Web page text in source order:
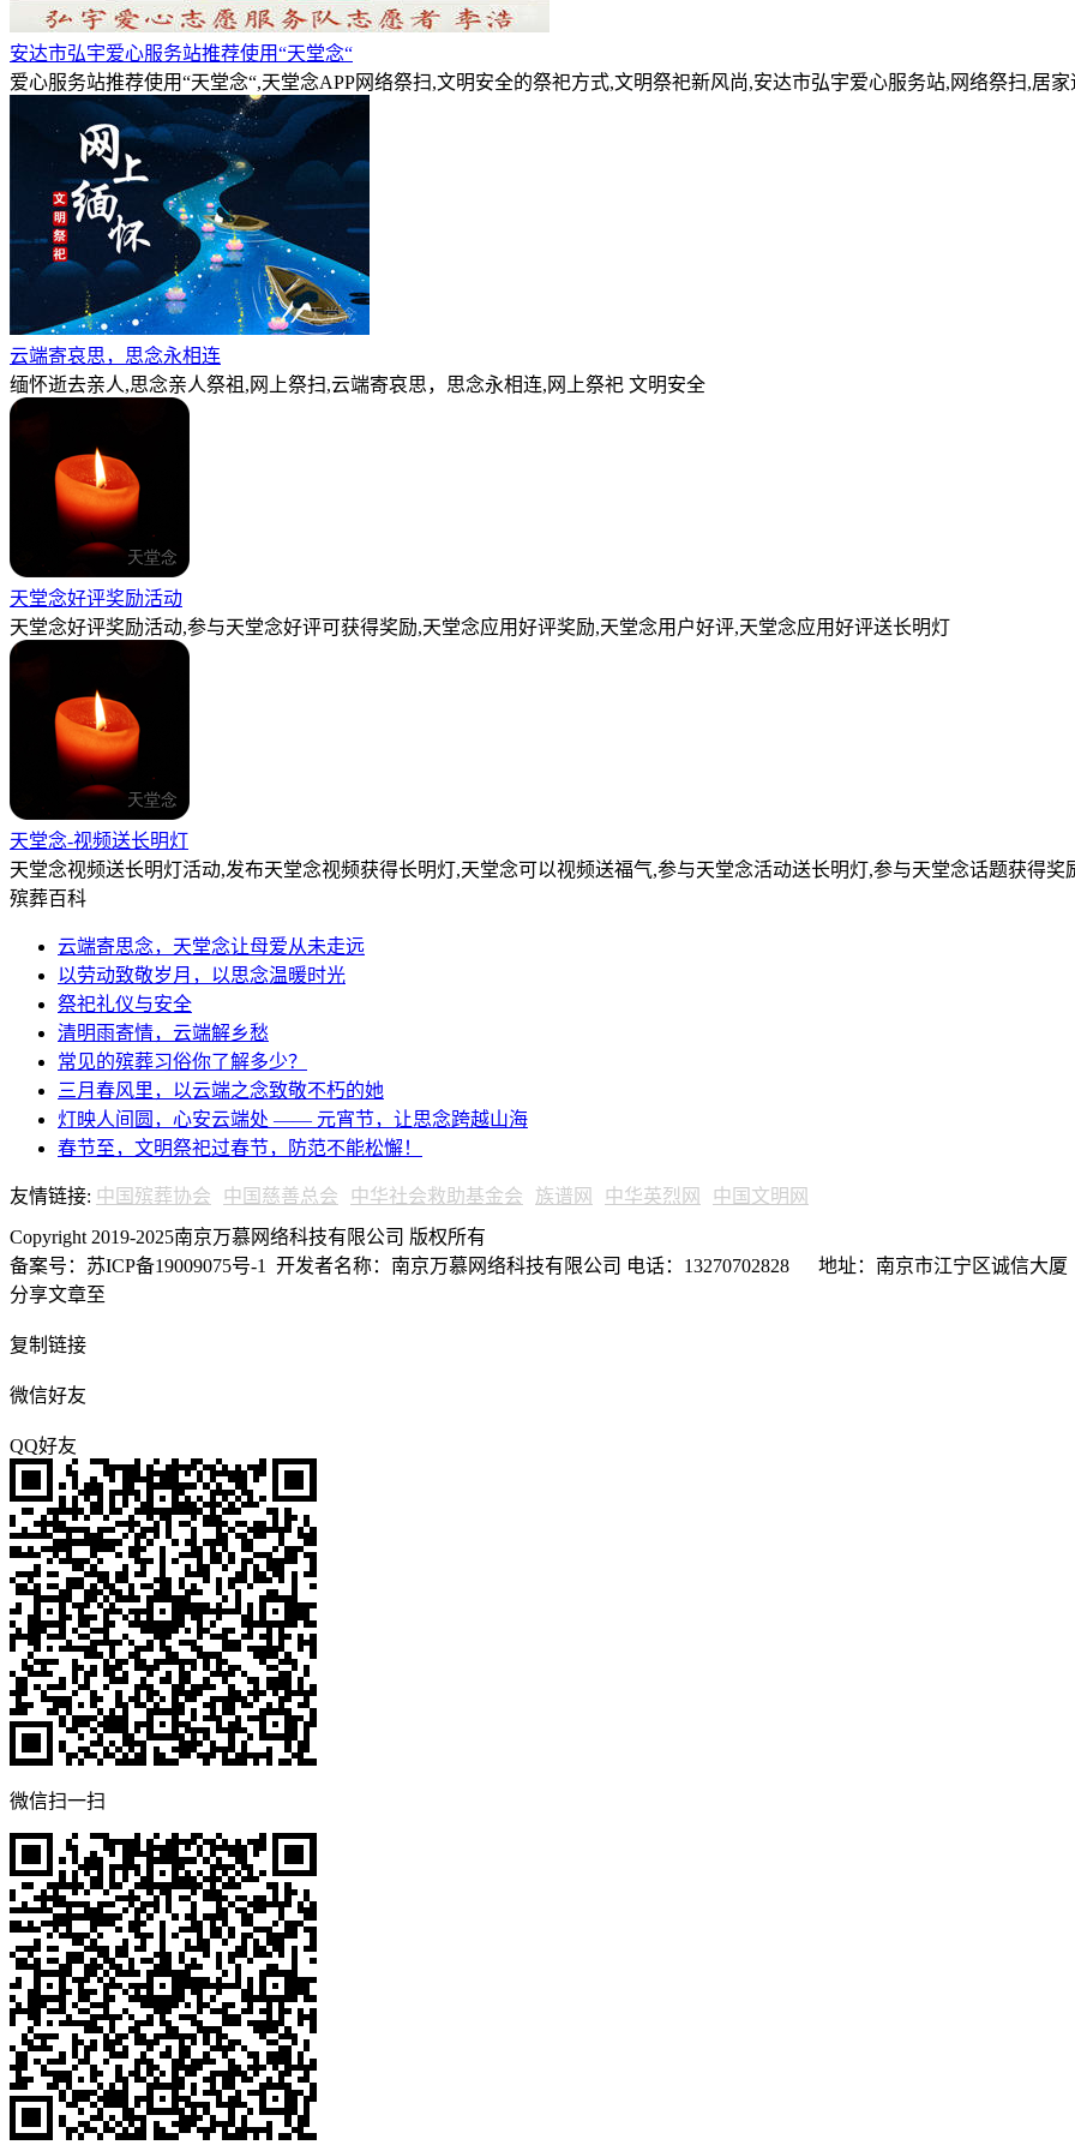
安达市弘宇爱心服务站推荐使用“天堂念“
爱心服务站推荐使用“天堂念“,天堂念APP网络祭扫,文明安全的祭祀方式,文明祭祀新风尚,安达市弘宇爱心服务站,网络祭扫,居
云端寄哀思，思念永相连
缅怀逝去亲人,思念亲人祭祖,网上祭扫,云端寄哀思，思念永相连,网上祭祀 文明安全
天堂念好评奖励活动
天堂念好评奖励活动,参与天堂念好评可获得奖励,天堂念应用好评奖励,天堂念用户好评,天堂念应用好评送长明灯
天堂念-视频送长明灯
天堂念视频送长明灯活动,发布天堂念视频获得长明灯,天堂念可以视频送福气,参与天堂念活动送长明灯,参与天堂念话题获得奖
殡葬百科
云端寄思念，天堂念让母爱从未走远
以劳动致敬岁月，以思念温暖时光
祭祀礼仪与安全
清明雨寄情，云端解乡愁
常见的殡葬习俗你了解多少？
三月春风里，以云端之念致敬不朽的她
灯映人间圆，心安云端处 —— 元宵节，让思念跨越山海
春节至，文明祭祀过春节，防范不能松懈！
友情链接: 中国殡葬协会 中国慈善总会 中华社会救助基金会 族谱网 中华英烈网
中国文明网
Copyright 2019-2025南京万慕网络科技有限公司 版权所有
备案号：苏ICP备19009075号-1
开发者名称：南京万慕网络科技有限公司 电话：13270702828 地址：南京市江宁区诚信大厦
分享文章至
复制链接
微信好友
QQ好友
微信扫一扫